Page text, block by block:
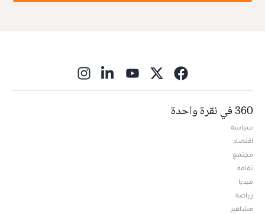
360 في نقرة واحدة
سياسة
اقتصاد
مجتمع
ثقافة
ميديا
رياضة
مشاهير